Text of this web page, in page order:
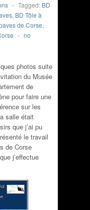
- Tagged: BD
, BD Tôle à
de Corse,
- no
photos suite
du Musée
de
pour faire une
sur les
salle était
que j’ai pu
le travail
de Corse
j’effectue